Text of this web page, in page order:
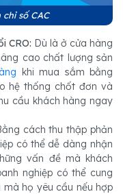
số CAC
CRO: Dù là ở cửa hàng
cao chất lượng sản
khi mua sắm bằng
hệ thống chốt đơn và
cầu khách hàng ngay
cách thu thập phản
có thể dễ dàng nhận
vấn đề mà khách
nghiệp có thể cung
mà họ yêu cầu nếu hợp